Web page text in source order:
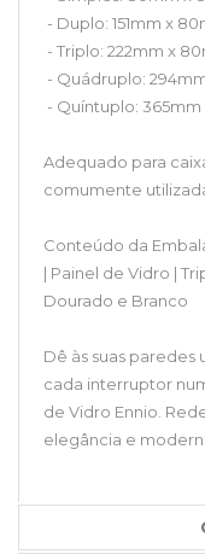
- Duplo: 151mm x
- Triplo: 222mm x
- Quádruplo:
- Quíntuplo:
Adequado para
comumente
Conteúdo da
| Painel de Vidro |
Dourado e Branco
Dê às suas paredes
cada interruptor
de Vidro Ennio.
elegância e